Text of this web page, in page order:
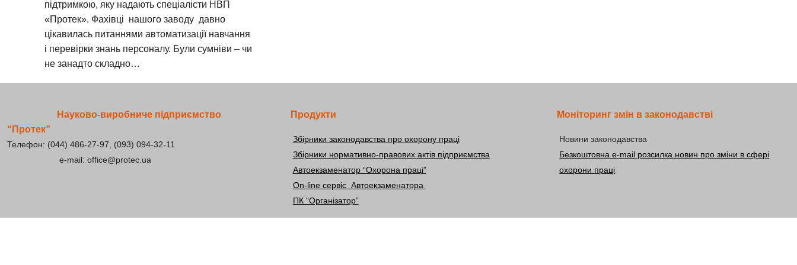
підтримкою, яку надають спеціалісти НВП
«Протек». Фахівці нашого заводу давно
цікавилась питаннями автоматизації навчання
і перевірки знань персоналу. Були сумніви – чи
не занадто складно…
Науково-виробниче підприємство
“Протек”
Телефон: (044) 486-27-97, (093) 094-32-11
e-mail: office@protec.ua
Продукти
Збірники законодавства про охорону праці
Збірники нормативно-правових актів підприємства
Автоекзаменатор “Охорона праці”
On-line сервіс Автоекзаменатора
ПК “Організатор”
Моніторинг змін в законодавстві
Новини законодавства
Безкоштовна e-mail розсилка новин про зміни в сфері
охорони праці